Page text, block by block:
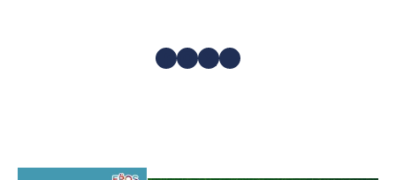
Facebook InstagramXYouTube